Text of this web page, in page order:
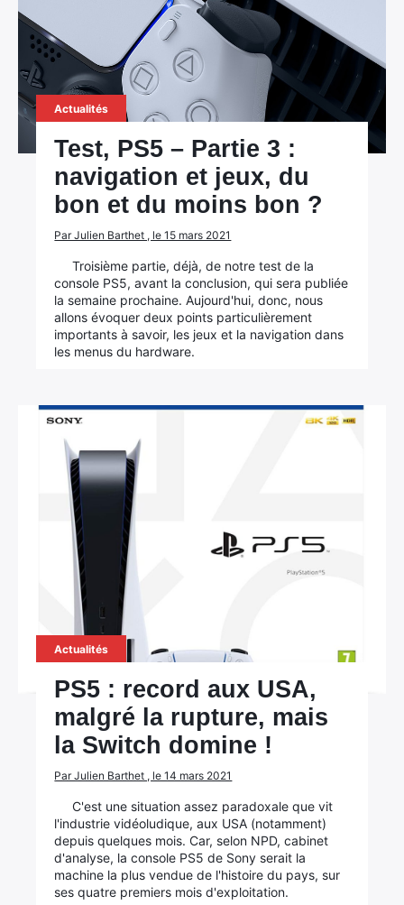
Actualités
Test, PS5 – Partie 3 :
navigation et jeux, du
bon et du moins bon ?
Par Julien Barthet , le 15 mars 2021
Troisième partie, déjà, de notre test de la
console PS5, avant la conclusion, qui sera publiée
la semaine prochaine. Aujourd'hui, donc, nous
allons évoquer deux points particulièrement
importants à savoir, les jeux et la navigation dans
les menus du hardware.
Actualités
PS5 : record aux USA,
malgré la rupture, mais
la Switch domine !
Par Julien Barthet , le 14 mars 2021
C'est une situation assez paradoxale que vit
l'industrie vidéoludique, aux USA (notamment)
depuis quelques mois. Car, selon NPD, cabinet
d'analyse, la console PS5 de Sony serait la
machine la plus vendue de l'histoire du pays, sur
ses quatre premiers mois d'exploitation.